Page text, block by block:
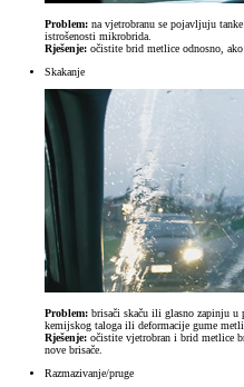
Problem: na vjetrobranu se pojavljuju
istrošenosti mikrobrida.
Rješenje: očistite brid metlice odnosno,
Skakanje
Problem: brisači skaču ili glasno zapinju u
kemijskog taloga ili deformacije gume
Rješenje: očistite vjetrobran i brid metlice
nove brisače.
Razmazivanje/pruge